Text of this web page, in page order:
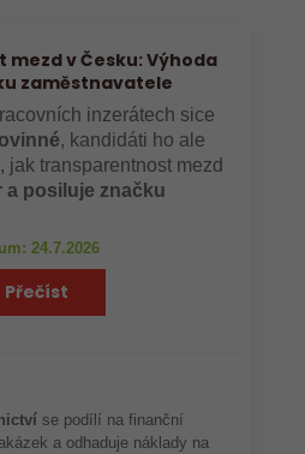
v Česku: Výhoda
zaměstnavatele
inzerátech sice
, kandidáti ho ale
jak transparentnost mezd
posiluje značku
24.7.2026
Přečíst
se podílí na finanční
a odhaduje náklady na